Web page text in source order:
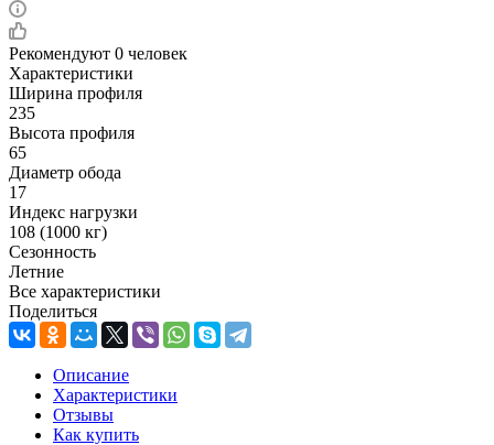
Рекомендуют 0 человек
Характеристики
Ширина профиля
235
Высота профиля
65
Диаметр обода
17
Индекс нагрузки
108 (1000 кг)
Сезонность
Летние
Все характеристики
Поделиться
Описание
Характеристики
Отзывы
Как купить